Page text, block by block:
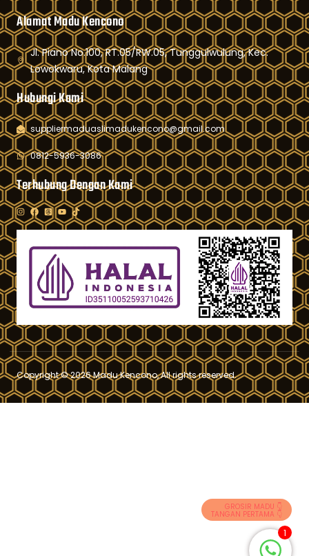
Alamat Madu Kencono
Jl. Piano No.100, RT.05/RW.05, Tunggulwulung, Kec.
Lowokwaru, Kota Malang
Hubungi Kami
suppliermaduaslimadukencono@gmail.com
0812-5936-3086
Terhubung Dengan Kami
Copyright © 2026 Madu Kencono, All rights reserved.
GROSIR MADU 👇
TANGAN PERTAMA 👇
1